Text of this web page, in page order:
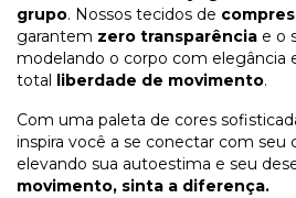
grupo. Nossos tecidos de
garantem zero transparência e o
modelando o corpo com elegância
total liberdade de movimento.
Com uma paleta de cores
inspira você a se conectar com seu
elevando sua autoestima e seu
movimento, sinta a diferença.